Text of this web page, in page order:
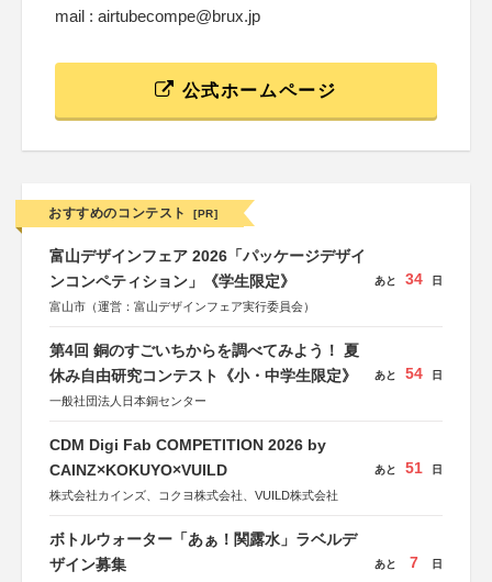
mail : airtubecompe@brux.jp
公式ホームページ
おすすめのコンテスト [PR]
富山デザインフェア 2026「パッケージデザイ
ンコンペティション」《学生限定》
富山市（運営：富山デザインフェア実行委員会）
あと 34 日
第4回 銅のすごいちからを調べてみよう！ 夏
休み自由研究コンテスト《小・中学生限定》
一般社団法人日本銅センター
あと 54 日
CDM Digi Fab COMPETITION 2026 by
CAINZ×KOKUYO×VUILD
株式会社カインズ、コクヨ株式会社、VUILD株式会社
あと 51 日
ボトルウォーター「あぁ！関露水」ラベルデ
ザイン募集
あと 7 日